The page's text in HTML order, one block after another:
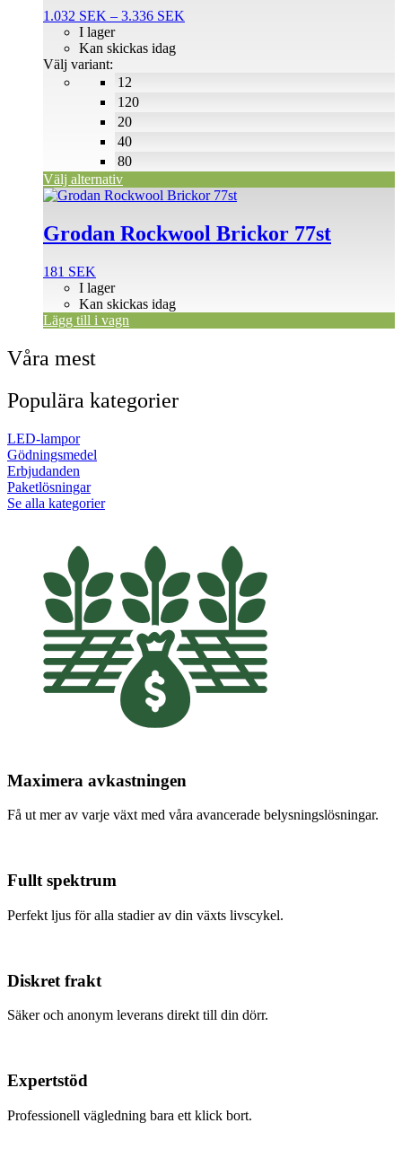
1.032 SEK – 3.336 SEK
12
120
20
40
80
I lager
Kan skickas idag
Välj variant:
Välj alternativ
produktsidan
Grodan Rockwool Brickor 77st
181 SEK
I lager
Kan skickas idag
Lägg till i vagn
Våra mest
Populära kategorier
LED-lampor
Gödningsmedel
Erbjudanden
Paketlösningar
Se alla kategorier
Maximera avkastningen
Få ut mer av varje växt med våra avancerade belysningslösningar.
Fullt spektrum
Perfekt ljus för alla stadier av din växts livscykel.
Diskret frakt
Säker och anonym leverans direkt till din dörr.
Expertstöd
Professionell vägledning bara ett klick bort.